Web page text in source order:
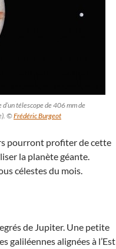
télescope de 406 mm de
©Frédéric Burgeot
pourront profiter de cette
la planète géante.
célestes du mois.
de Jupiter. Une petite
galiléennes alignées à l’Est